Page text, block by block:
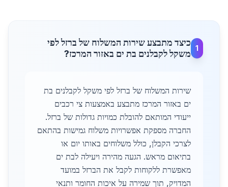
1
כיצד מתבצע שירות המשלוח של ברזל לפי
משקל לקבלנים בת ים באזור המרכז?
שירות המשלוח של ברזל לפי משקל לקבלנים בת
ים באזור המרכז מתבצע באמצעות צי רכבים
ייעודי המותאם להובלת כמויות גדולות של ברזל.
החברה מספקת אפשרויות משלוח גמישות בהתאם
לצרכי הקבלן, כולל משלוחים באותו יום או
בתיאום מראש. הגעה מהירה ויעילה לבת ים
מאפשרת ללקוחות לקבל את הברזל במועד
המדויק, תוך שמירה על איכות החומר ותנאי